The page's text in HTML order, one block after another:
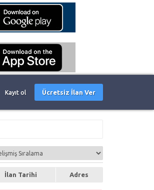
Kayıt ol Ücretsiz İlan Ver
İlan Tarihi Adres